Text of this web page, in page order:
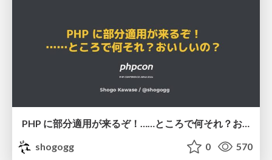
PHP に部分適用が来るぞ！……ところで何それ？おいしいの？ #phpcon / phpcon-2026
shogogg
0 570